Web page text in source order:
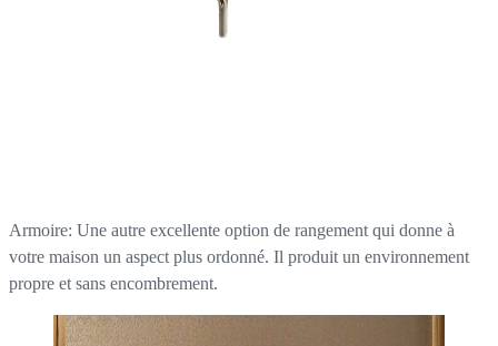
Armoire: Une autre excellente option de rangement qui donne à
votre maison un aspect plus ordonné. Il produit un environnement
propre et sans encombrement.